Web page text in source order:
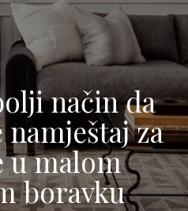
način da
za
u malom
boravku